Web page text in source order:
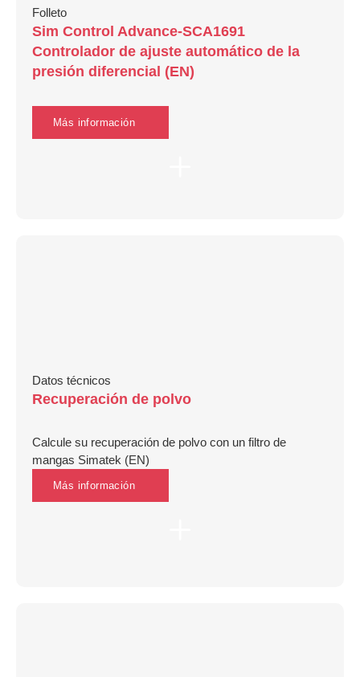
Folleto
Sim Control Advance-SCA1691
Controlador de ajuste automático de la
presión diferencial (EN)
Más información
Datos técnicos
Recuperación de polvo
Calcule su recuperación de polvo con un filtro de
mangas Simatek (EN)
Más información